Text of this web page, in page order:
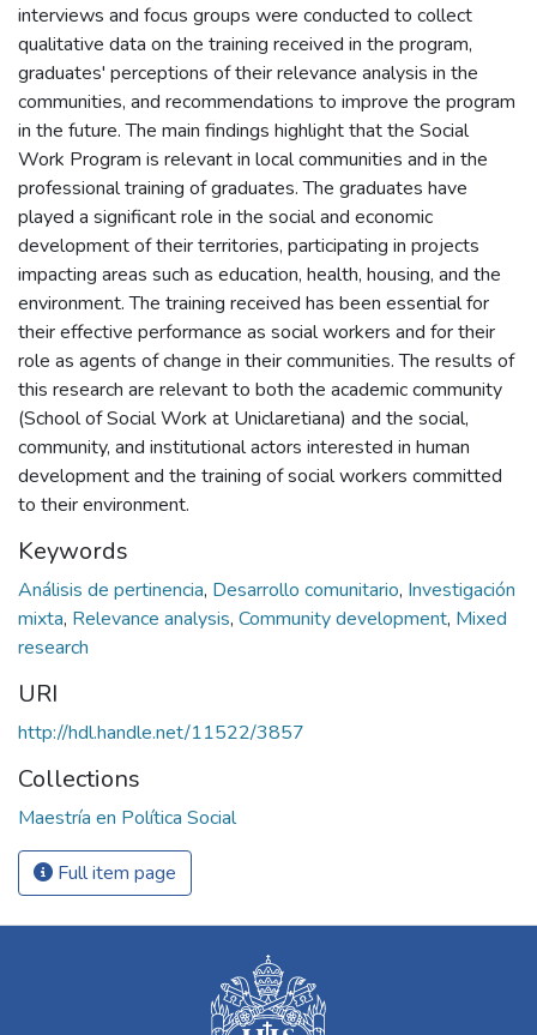
interviews and focus groups were conducted to collect
qualitative data on the training received in the program,
graduates' perceptions of their relevance analysis in the
communities, and recommendations to improve the program
in the future. The main findings highlight that the Social
Work Program is relevant in local communities and in the
professional training of graduates. The graduates have
played a significant role in the social and economic
development of their territories, participating in projects
impacting areas such as education, health, housing, and the
environment. The training received has been essential for
their effective performance as social workers and for their
role as agents of change in their communities. The results of
this research are relevant to both the academic community
(School of Social Work at Uniclaretiana) and the social,
community, and institutional actors interested in human
development and the training of social workers committed
to their environment.
Keywords
Análisis de pertinencia, Desarrollo comunitario, Investigación
mixta, Relevance analysis, Community development, Mixed
research
URI
http://hdl.handle.net/11522/3857
Collections
Maestría en Política Social
Full item page